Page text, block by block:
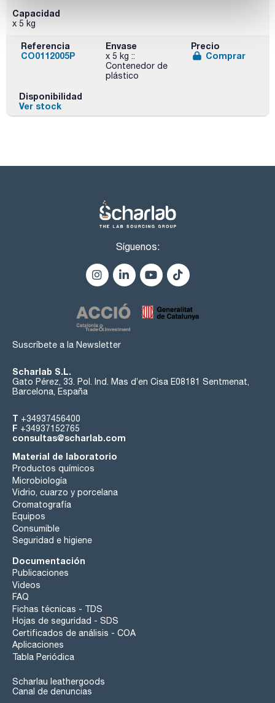
Capacidad
x 5 kg
Referencia
CO0112005P
Envase
x 5 kg ::
Contenedor de
plástico
Precio
Comprar
Disponibilidad
Ver stock
Síguenos:
Suscríbete a la Newsletter
Scharlab S.L.
Gato Pérez, 33. Pol. Ind. Mas d’en Cisa E08181 Sentmenat,
Barcelona, España
T +34937456400
F +34937152765
consultas@scharlab.com
Material de laboratorio
Productos químicos
Microbiología
Vidrio, cuarzo y porcelana
Cromatografía
Equipos
Consumible
Seguridad e higiene
Documentación
Publicaciones
Videos
FAQ
Fichas técnicas - TDS
Hojas de seguridad - SDS
Certificados de análisis - COA
Aplicaciones
Tabla Periódica
Scharlau leathergoods
Canal de denuncias